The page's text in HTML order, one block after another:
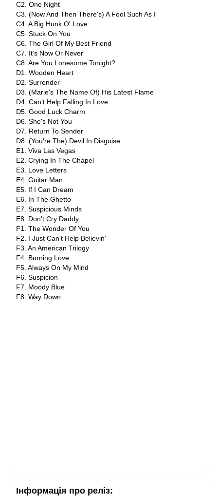
C2. One Night
C3. (Now And Then There's) A Fool Such As I
C4. A Big Hunk O' Love
C5. Stuck On You
C6. The Girl Of My Best Friend
C7. It's Now Or Never
C8. Are You Lonesome Tonight?
D1. Wooden Heart
D2. Surrender
D3. (Marie's The Name Of) His Latest Flame
D4. Can't Help Falling In Love
D5. Good Luck Charm
D6. She's Not You
D7. Return To Sender
D8. (You're The) Devil In Disguise
E1. Viva Las Vegas
E2. Crying In The Chapel
E3. Love Letters
E4. Guitar Man
E5. If I Can Dream
E6. In The Ghetto
E7. Suspicious Minds
E8. Don't Cry Daddy
F1. The Wonder Of You
F2. I Just Can't Help Believin'
F3. An American Trilogy
F4. Burning Love
F5. Always On My Mind
F6. Suspicion
F7. Moody Blue
F8. Way Down
Інформація про реліз: